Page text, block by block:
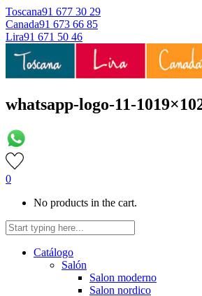
Toscana91 677 30 29
Canada91 673 66 85
Lira91 671 50 46
whatsapp-logo-11-
0
No products in the cart.
Catálogo
Salón
Salon moderno
Salon nordico